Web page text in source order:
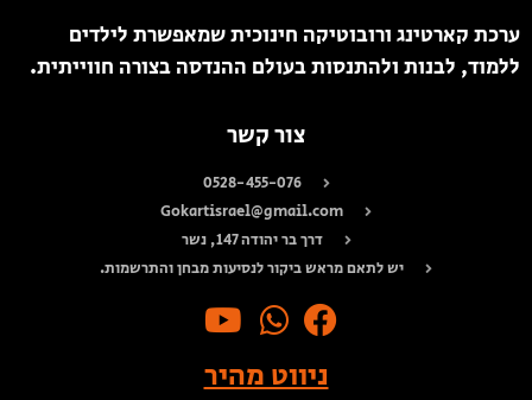
ערכת קארטינג ורובוטיקה חינוכית שמאפשרת לילדים
ללמוד, לבנות ולהתנסות בעולם ההנדסה בצורה חווייתית.
צור קשר
0528-455-076
Gokartisrael@gmail.com
דרך בר יהודה 147, נשר
יש לתאם מראש ביקור לנסיעות מבחן והתרשמות.
ניווט מהיר